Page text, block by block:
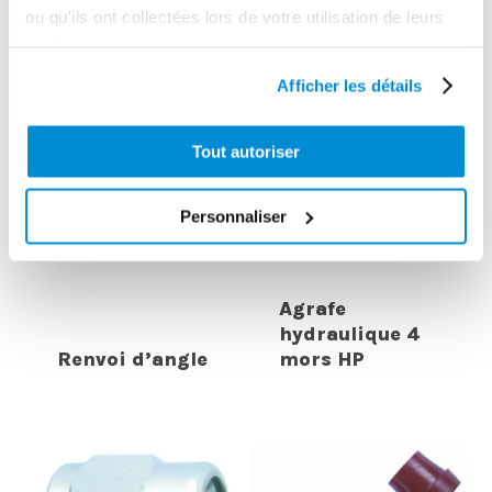
ou qu'ils ont collectées lors de votre utilisation de leurs
Afficher les détails
Tout autoriser
Personnaliser
INTERESSER
Renvoi d’angle
Agrafe
hydraulique 4
mors HP